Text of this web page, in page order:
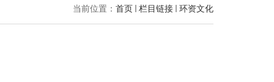
当前位置： 首页 栏目链接 环资文化